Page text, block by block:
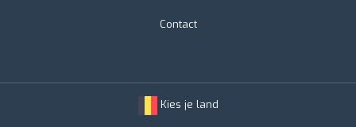
Contact
Kies je land